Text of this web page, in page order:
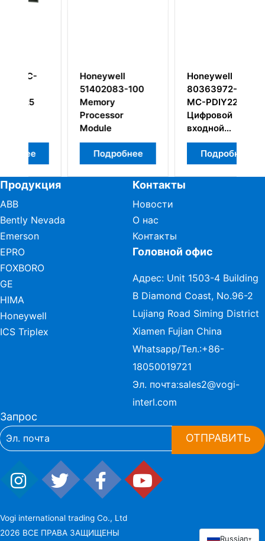
Honeywell
51402083-100
Processor
Подробнее
Honeywell
80363972-150
MC-PDIY22
Цифровой
процессор 24 В
Подробнее
Продукция
ABB
Bently Nevada
Emerson
EPRO
FOXBORO
GE
HIMA
Honeywell
ICS Triplex
Контакты
Новости
О нас
Контакты
Головной офис
Адрес: Unit 1503-4 Building
B Diamond Coast, No.96-2
Lujiang Road Siming District
Xiamen Fujian China
Whatsapp/Тел.:+86-
18050019721
Эл. почта:sales2@vogi-
interl.com
Запрос
ОТПРАВИТЬ
Vogi international trading Co., Ltd
2026 ВСЕ ПРАВА ЗАЩИЩЕНЫ
Russian▾